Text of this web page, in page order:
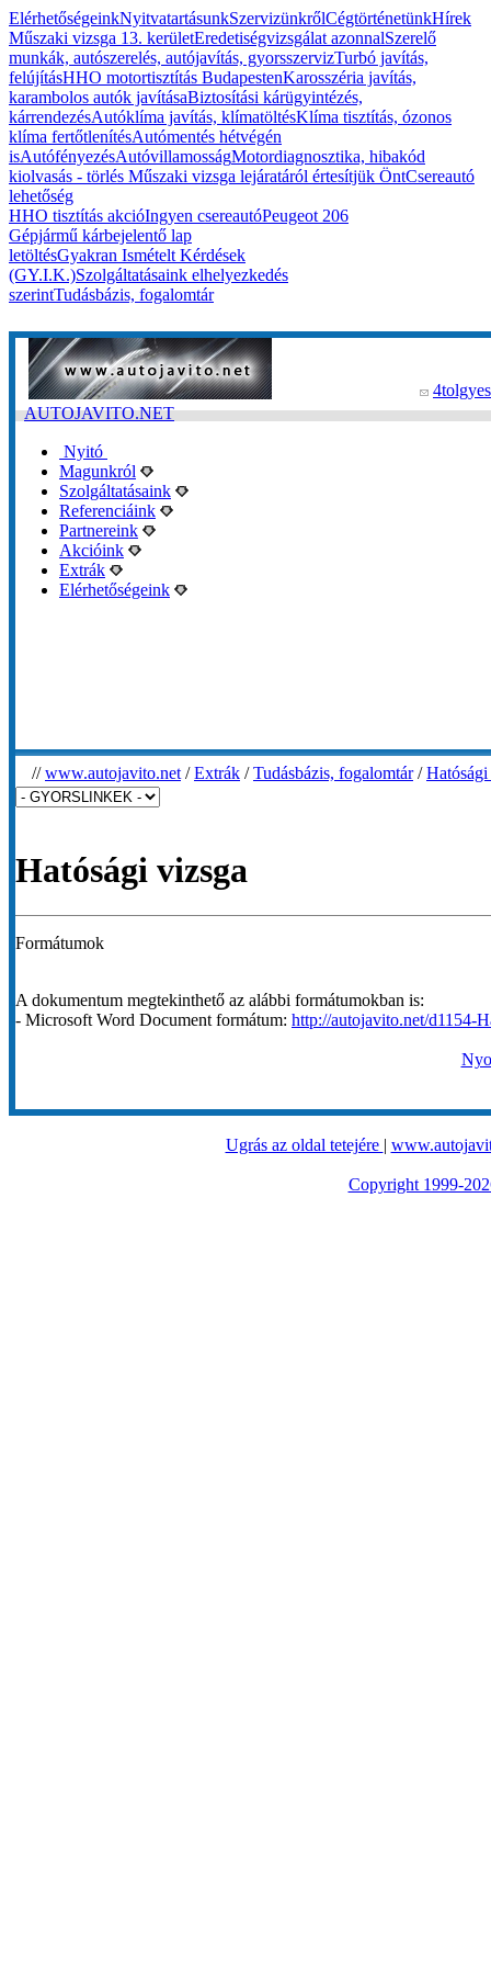
ElérhetőségeinkNyitvatartásunkSzervizünkrőlCégtörténetünkHírek
Műszaki vizsga 13. kerületEredetiségvizsgálat azonnalSzerelő
munkák, autószerelés, autójavítás, gyorsszervizTurbó javítás,
felújításHHO motortisztítás BudapestenKarosszéria javítás,
karambolos autók javításaBiztosítási kárügyintézés,
kárrendezésAutóklíma javítás, klímatöltésKlíma tisztítás, ózonos
klíma fertőtlenítésAutómentés hétvégén
isAutófényezésAutóvillamosságMotordiagnosztika, hibakód
kiolvasás - törlés Műszaki vizsga lejáratáról értesítjük ÖntCsereautó
lehetőség
HHO tisztítás akcióIngyen csereautóPeugeot 206
Gépjármű kárbejelentő lap
letöltésGyakran Ismételt Kérdések
(GY.I.K.)Szolgáltatásaink elhelyezkedés
szerintTudásbázis, fogalomtár
AUTOJAVITO.NET
Nyitó
Magunkról
Szolgáltatásaink
Referenciáink
Partnereink
Akcióink
Extrák
Elérhetőségeink
//www.autojavito.net /Extrák /Tudásbázis, fogalomtár/
Hatósági vizsga
Formátumok
A dokumentum megtekinthető az alábbi formátumokban is:
- Microsoft Word Document formátum: http://autojavito.net/d1154-
Ugrás az oldal tetejére |
Copyright 1999-